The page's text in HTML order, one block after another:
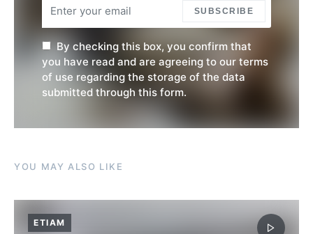
SUBSCRIBE
By checking this box, you confirm that
you have read and are agreeing to our terms
of use regarding the storage of the data
submitted through this form.
YOU MAY ALSO LIKE
ETIAM